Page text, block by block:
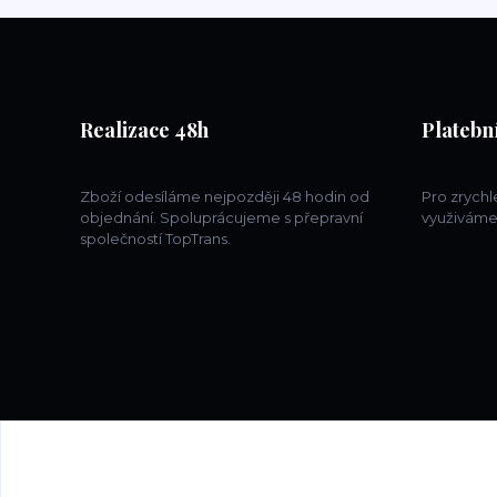
Realizace 48h
Zboží odesíláme nejpozději 48 hodin od
objednání. Spoluprácujeme s přepravní
společností TopTrans.
Pro